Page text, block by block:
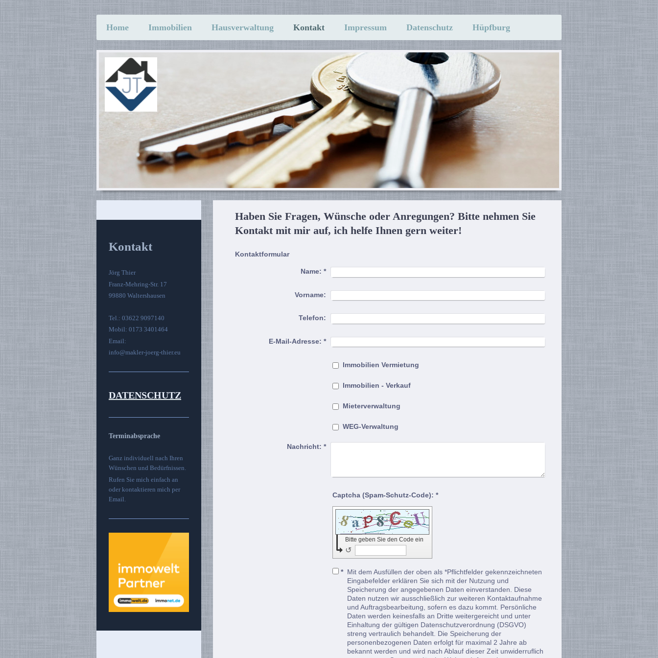
Home Immobilien Hausverwaltung Kontakt Impressum Datenschutz Hüpfburg
Haben Sie Fragen, Wünsche oder Anregungen? Bitte nehmen Sie
Kontakt mit mir auf, ich helfe Ihnen gern weiter!
Kontaktformular
Name: *
Vorname:
Telefon:
E-Mail-Adresse: *
Immobilien Vermietung
Immobilien - Verkauf
Mieterverwaltung
WEG-Verwaltung
Nachricht: *
Captcha (Spam-Schutz-Code): *
Bitte geben Sie den Code ein
↺
* Mit dem Ausfüllen der oben als *Pflichtfelder gekennzeichneten
Eingabefelder erklären Sie sich mit der Nutzung und
Speicherung der angegebenen Daten einverstanden. Diese
Daten nutzen wir ausschließlich zur weiteren Kontaktaufnahme
und Auftragsbearbeitung, sofern es dazu kommt. Persönliche
Daten werden keinesfalls an Dritte weitergereicht und unter
Einhaltung der gültigen Datenschutzverordnung (DSGVO)
streng vertraulich behandelt. Die Speicherung der
personenbezogenen Daten erfolgt für maximal 2 Jahre ab
bekannt werden und wird nach Ablauf dieser Zeit unwiderruflich
Kontakt
Jörg Thier
Franz-Mehring-Str. 17
99880 Waltershausen
Tel.: 03622 9097140
Mobil: 0173 3401464
Email:
info@makler-joerg-thier.eu
DATENSCHUTZ
Terminabsprache
Ganz individuell nach Ihren
Wünschen und Bedürfnissen.
Rufen Sie mich einfach an
oder kontaktieren mich per
Email.